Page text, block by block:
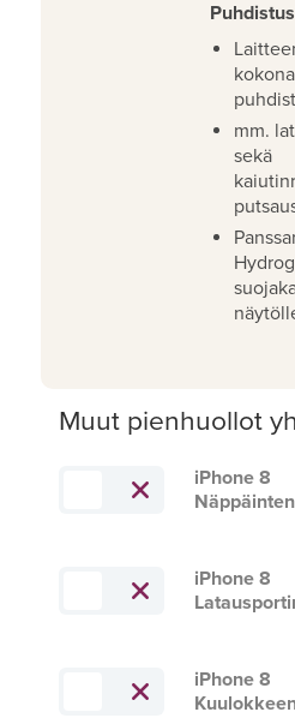
mm.
sekä
Muut pienhuollot
iPhone 8
iPhone 8
iPhone 8